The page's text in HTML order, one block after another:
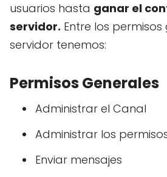
usuarios hasta ganar el
servidor. Entre los
servidor tenemos:
Permisos Generales
Administrar el Canal
Administrar los
Enviar mensajes